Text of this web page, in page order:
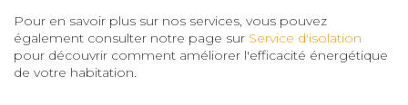
Pour en savoir plus sur nos services, vous pouvez
également consulter notre page sur Service d'isolation
pour découvrir comment améliorer l'efficacité énergétique
de votre habitation.